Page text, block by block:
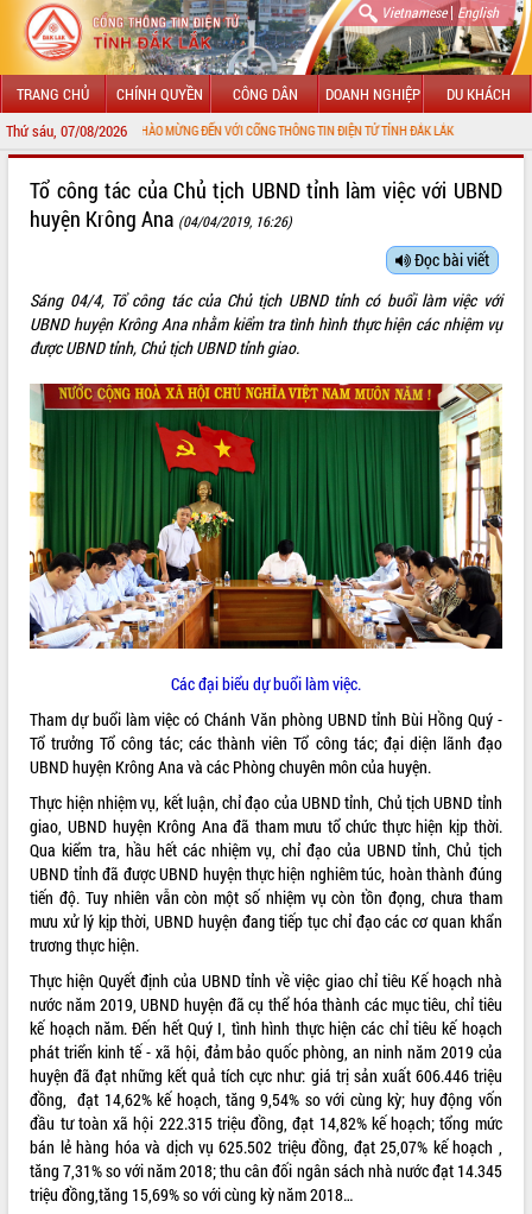
Vietnamese| English
TRANG CHỦ CHÍNH QUYỀN CÔNG DÂN DOANH NGHIỆP DU KHÁCH
Thứ sáu, 07/08/2026
CHÀO MỪNG ĐẾN VỚI CỔNG THÔNG TIN ĐIỆN TỬ TỈNH ĐẮK LẮK
LÃNH ĐẠO UBND TỈNH
SỞ, BAN, NGÀNH
THÔNG TIN CHỈ ĐẠO ĐIỀU HÀNH
HỆ THỐNG VĂN BẢN
VĂN BẢN HĐND TỈNH
ĐIỂM TIN VĂN BẢN
QUY HOẠCH - KẾ HOẠCH
VIDEO
Loading the player...
Hội nghị UBND tỉnh Đắk Lắk thường kỳ
tháng 7/2026
Tổ công tác của Chủ tịch UBND tỉnh làm việc với UBND
huyện Krông Ana (04/04/2019, 16:26)
Đọc bài viết
Sáng 04/4, Tổ công tác của Chủ tịch UBND tỉnh có buổi làm việc với
UBND huyện Krông Ana nhằm kiểm tra tình hình thực hiện các nhiệm vụ
được UBND tỉnh, Chủ tịch UBND tỉnh giao.
Các đại biểu dự buổi làm việc.
Tham dự buổi làm việc có Chánh Văn phòng UBND tỉnh Bùi Hồng Quý -
Tổ trưởng Tổ công tác; các thành viên Tổ công tác; đại diện lãnh đạo
UBND huyện Krông Ana và các Phòng chuyên môn của huyện.
Thực hiện nhiệm vụ, kết luận, chỉ đạo của UBND tỉnh, Chủ tịch UBND tỉnh
giao, UBND huyện Krông Ana đã tham mưu tổ chức thực hiện kịp thời.
Qua kiểm tra, hầu hết các nhiệm vụ, chỉ đạo của UBND tỉnh, Chủ tịch
UBND tỉnh đã được UBND huyện thực hiện nghiêm túc, hoàn thành đúng
tiến độ. Tuy nhiên vẫn còn một số nhiệm vụ còn tồn đọng, chưa tham
mưu xử lý kịp thời, UBND huyện đang tiếp tục chỉ đạo các cơ quan khẩn
trương thực hiện.
Thực hiện Quyết định của UBND tỉnh về việc giao chỉ tiêu Kế hoạch nhà
nước năm 2019, UBND huyện đã cụ thể hóa thành các mục tiêu, chỉ tiêu
kế hoạch năm. Đến hết Quý I, tình hình thực hiện các chỉ tiêu kế hoạch
phát triển kinh tế - xã hội, đảm bảo quốc phòng, an ninh năm 2019 của
huyện đã đạt những kết quả tích cực như: giá trị sản xuất 606.446 triệu
đồng, đạt 14,62% kế hoạch, tăng 9,54% so với cùng kỳ; huy động vốn
đầu tư toàn xã hội 222.315 triệu đồng, đạt 14,82% kế hoạch; tổng mức
bán lẻ hàng hóa và dịch vụ 625.502 triệu đồng, đạt 25,07% kế hoạch ,
tăng 7,31% so với năm 2018; thu cân đối ngân sách nhà nước đạt 14.345
triệu đồng,tăng 15,69% so với cùng kỳ năm 2018…